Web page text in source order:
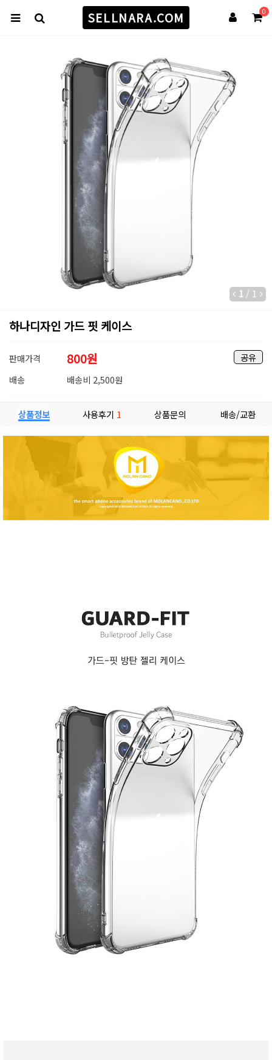
0
SELLNARA.COM
1 / 1
하나디자인 가드 핏 케이스
공유
판매가격 800원
배송 배송비 2,500원
상품정보 사용후기 1 상품문의 배송/교환